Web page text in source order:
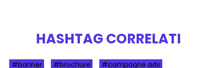
HASHTAG CORRELATI
#banner #brochure
#campagne adv